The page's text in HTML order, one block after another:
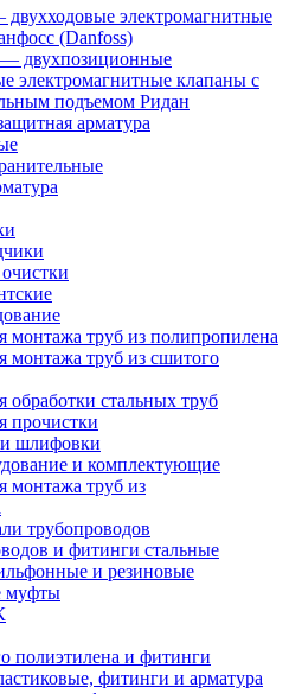
электромагнитные
(Danfoss)
двухпозиционные
электромагнитные клапаны с
подъемом Ридан
арматура
монтажа труб из полипропилена
монтажа труб из сшитого
обработки стальных труб
прочистки
и шлифовки
и комплектующие
монтажа труб из
трубопроводов
и фитинги стальные
и резиновые
муфты
полиэтилена и фитинги
фитинги и арматура